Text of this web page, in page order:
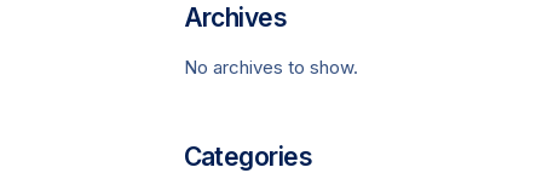
Archives
No archives to show.
Categories